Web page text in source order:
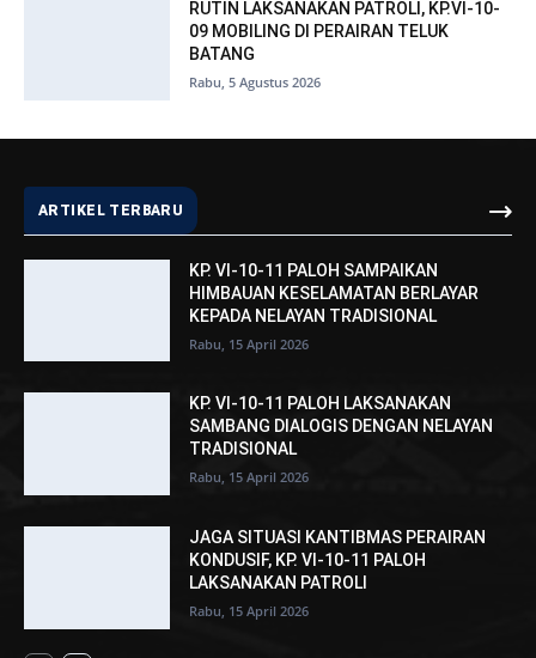
RUTIN LAKSANAKAN PATROLI, KP.VI-10-
09 MOBILING DI PERAIRAN TELUK
BATANG
Rabu, 5 Agustus 2026
ARTIKEL TERBARU
KP. VI-10-11 PALOH SAMPAIKAN
HIMBAUAN KESELAMATAN BERLAYAR
KEPADA NELAYAN TRADISIONAL
Rabu, 15 April 2026
KP. VI-10-11 PALOH LAKSANAKAN
SAMBANG DIALOGIS DENGAN NELAYAN
TRADISIONAL
Rabu, 15 April 2026
JAGA SITUASI KANTIBMAS PERAIRAN
KONDUSIF, KP. VI-10-11 PALOH
LAKSANAKAN PATROLI
Rabu, 15 April 2026